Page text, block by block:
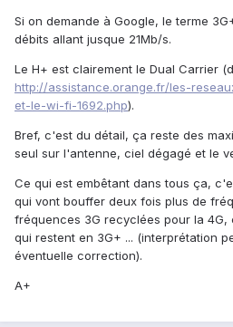
Si on demande à Google, le terme
débits allant jusque 21Mb/s.
Le H+ est clairement le Dual Carrier
http://assistance.orange.fr/les-
et-le-wi-fi-1692.php).
Bref, c'est du détail, ça reste des
seul sur l'antenne, ciel dégagé et le
Ce qui est embêtant dans tous ça,
qui vont bouffer deux fois plus de
fréquences 3G recyclées pour la
qui restent en 3G+ ... (interprétation
éventuelle correction).
A+